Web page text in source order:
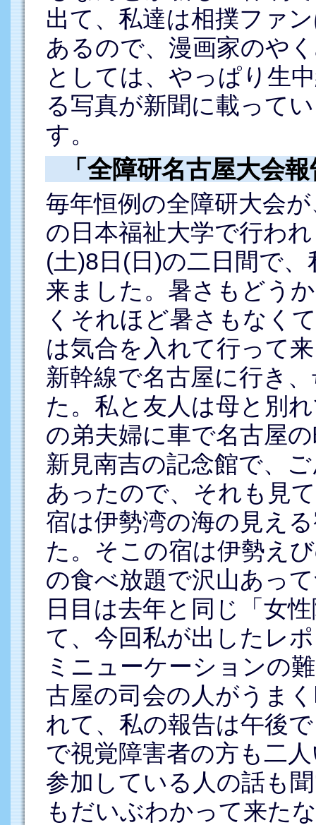
出て、私達は相撲ファ
あるので、漫画家のや
としては、やっぱり生
る写真が新聞に載って
す。
「全障研名古屋大会
毎年恒例の全障研大会
の日本福祉大学で行わ
(土)8日(日)の二日間で
来ました。暑さもどう
くそれほど暑さもなく
は気合を入れて行って
新幹線で名古屋に行き
た。私と友人は母と別
の弟夫婦に車で名古屋
新見南吉の記念館で、
あったので、それも見
宿は伊勢湾の海の見え
た。そこの宿は伊勢え
の食べ放題で沢山あっ
日目は去年と同じ「女
て、今回私が出したレ
ミニューケーションの
古屋の司会の人がうま
れて、私の報告は午後
で視覚障害者の方も二
参加している人の話も
もだいぶわかって来た